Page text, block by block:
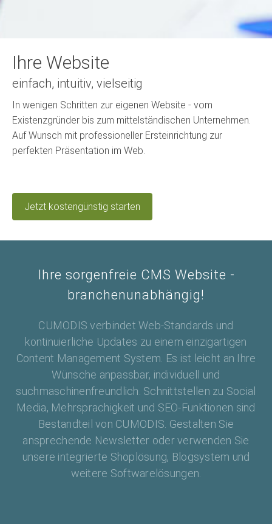
Ihre Website
einfach, intuitiv, vielseitig
In wenigen Schritten zur eigenen Website - vom
Existenzgründer bis zum mittelständischen Unternehmen.
Auf Wunsch mit professioneller Ersteinrichtung zur
perfekten Präsentation im Web.
Jetzt kostengünstig starten
Ihre sorgenfreie CMS Website -
branchenunabhängig!
CUMODIS verbindet Web-Standards und
kontinuierliche Updates zu einem einzigartigen
Content Management System. Es ist leicht an Ihre
Wünsche anpassbar, individuell und
suchmaschinenfreundlich. Schnittstellen zu Social
Media, Mehrsprachigkeit und SEO-Funktionen sind
Bestandteil von CUMODIS. Gestalten Sie
ansprechende Newsletter oder verwenden Sie
unsere integrierte Shoplösung, Blogsystem und
weitere Softwarelösungen.